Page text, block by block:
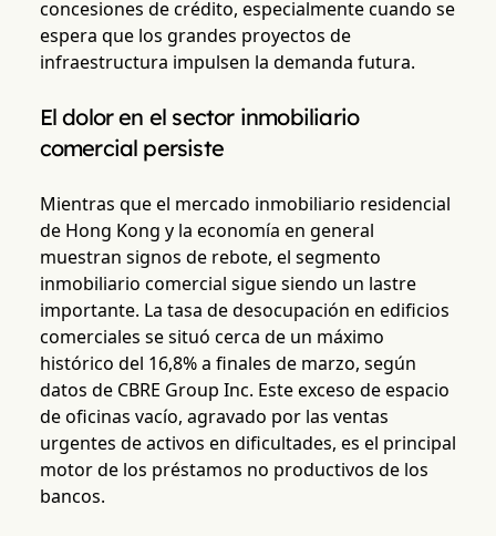
concesiones de crédito, especialmente cuando se
espera que los grandes proyectos de
infraestructura impulsen la demanda futura.
El dolor en el sector inmobiliario
comercial persiste
Mientras que el mercado inmobiliario residencial
de Hong Kong y la economía en general
muestran signos de rebote, el segmento
inmobiliario comercial sigue siendo un lastre
importante. La tasa de desocupación en edificios
comerciales se situó cerca de un máximo
histórico del 16,8% a finales de marzo, según
datos de CBRE Group Inc. Este exceso de espacio
de oficinas vacío, agravado por las ventas
urgentes de activos en dificultades, es el principal
motor de los préstamos no productivos de los
bancos.